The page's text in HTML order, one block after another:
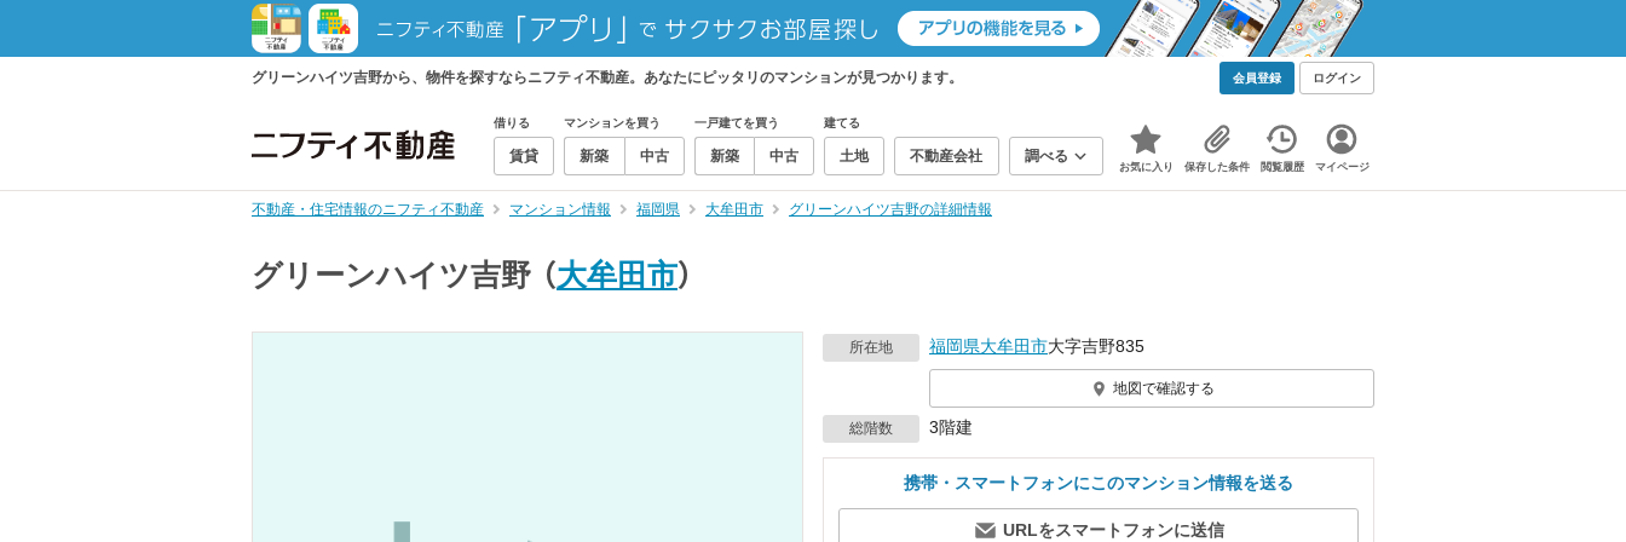
グリーンハイツ吉野から、物件を探すならニフティ不動産。あなたにピッタリのマンションが見つかります。 会員登録 ログイン
借りる
賃貸
マンションを買う
新築 中古
一戸建てを買う
新築 中古
建てる
土地 不動産会社 調べる
お気に入り 保存した条件 閲覧履歴 マイページ
不動産・住宅情報のニフティ不動産 マンション情報 福岡県 大牟田市 グリーンハイツ吉野の詳細情報
グリーンハイツ吉野 （大牟田市）
所在地 福岡県大牟田市大字吉野835
地図で確認する
総階数 3階建
携帯・スマートフォンにこのマンション情報を送る
URLをスマートフォンに送信